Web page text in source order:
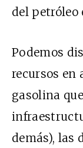
del petróleo
Podemos
recursos en
gasolina
demás), las